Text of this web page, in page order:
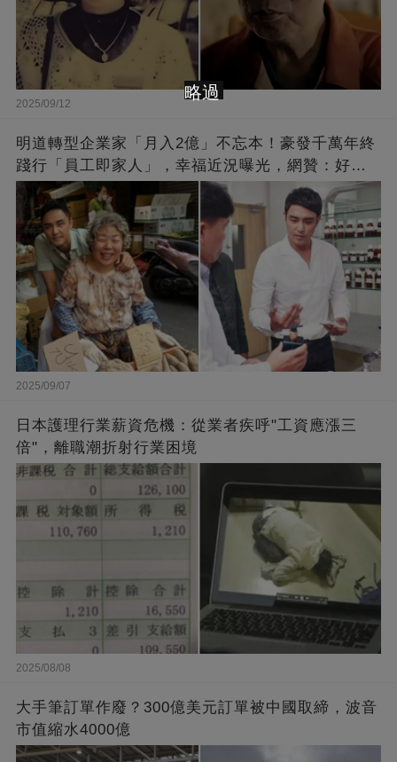
2025/09/12
明道轉型企業家「月入2億」不忘本！豪發千萬年終
踐行「員工即家人」，幸福近況曝光，網贊：好老
闆的福報
2025/09/07
日本護理行業薪資危機：從業者疾呼"工資應漲三
倍"，離職潮折射行業困境
2025/08/08
大手筆訂單作廢？300億美元訂單被中國取締，波音
市值縮水4000億
略過